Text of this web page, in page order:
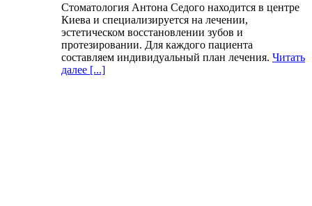
Стоматология Антона Седого находится в центре
Киева и специализируется на лечении,
эстетическом восстановлении зубов и
протезировании. Для каждого пациента
составляем индивидуальный план лечения. Читать
далее [...]